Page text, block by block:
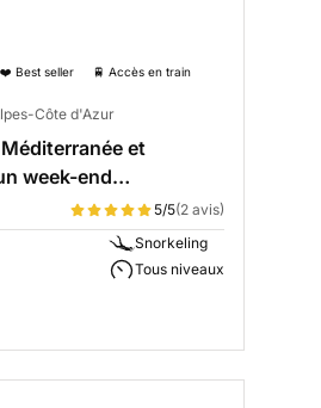
❤️ Best seller 🚆 Accès en train
Côte d'Azur
et
week-end
5/5(2 avis)
Snorkeling
Tous niveaux